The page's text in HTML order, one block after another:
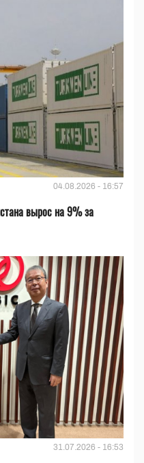
04.08.2026 - 16:57
вырос на 9% за
31.07.2026 - 16:53